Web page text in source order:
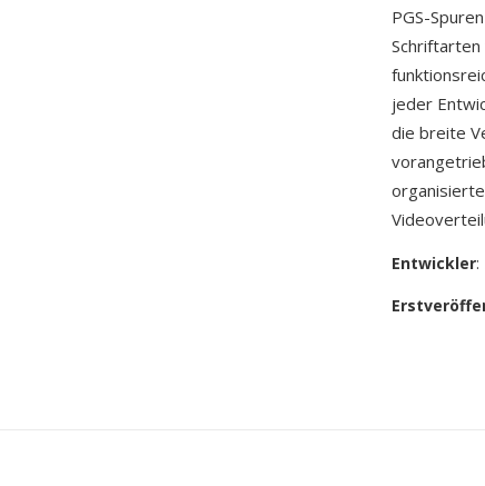
PGS-
jeder
die breite
Entwickler: